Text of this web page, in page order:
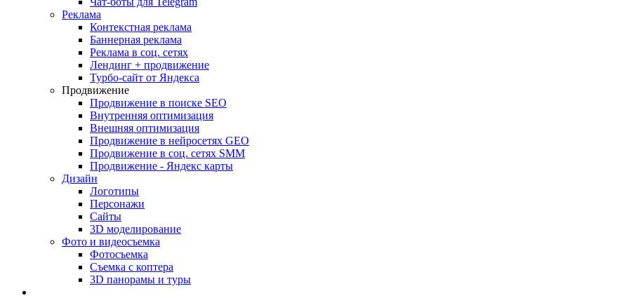
Реклама
Контекстная реклама
Баннерная реклама
Реклама в соц. сетях
Лендинг + продвижение
Турбо-сайт от Яндекса
Продвижение
Продвижение в поиске SEO
Внутренняя оптимизация
Внешняя оптимизация
Продвижение в нейросетях GEO
Продвижение в соц. сетях SMM
Продвижение - Яндекс карты
Дизайн
Логотипы
Персонажи
Сайты
3D моделирование
Фото и видеосъемка
Фотосъемка
Съемка с коптера
3D панорамы и туры